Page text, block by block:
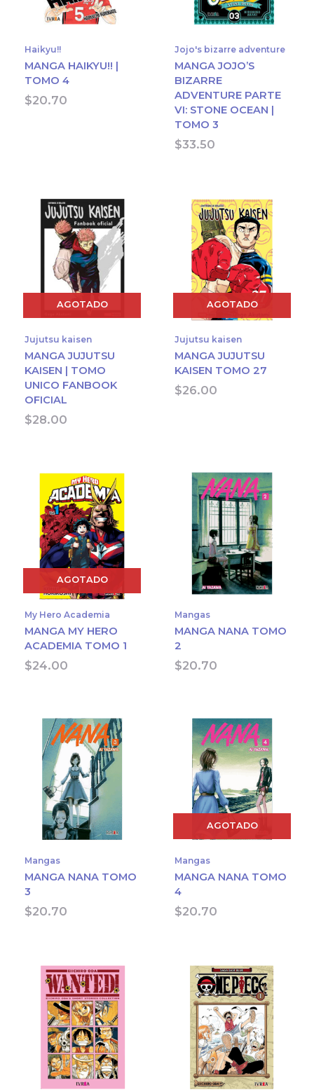
Haikyu!!
MANGA HAIKYU!! |
TOMO 4
$20.70
Jojo's bizarre adventure
MANGA JOJO’S
BIZARRE
ADVENTURE PARTE
VI: STONE OCEAN |
TOMO 3
$33.50
AGOTADO
Jujutsu kaisen
MANGA JUJUTSU
KAISEN | TOMO
UNICO FANBOOK
OFICIAL
$28.00
AGOTADO
Jujutsu kaisen
MANGA JUJUTSU
KAISEN TOMO 27
$26.00
AGOTADO
My Hero Academia
MANGA MY HERO
ACADEMIA TOMO 1
$24.00
Mangas
MANGA NANA TOMO
2
$20.70
Mangas
MANGA NANA TOMO
3
$20.70
AGOTADO
Mangas
MANGA NANA TOMO
4
$20.70